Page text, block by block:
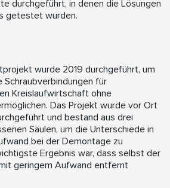
durchgeführt, in denen die Lösungen
getestet wurden.
wurde 2019 durchgeführt, um
Schraubverbindungen für
Kreislaufwirtschaft ohne
Das Projekt wurde vor Ort
und bestand aus drei
Säulen, um die Unterschiede in
bei der Demontage zu
Ergebnis war, dass selbst der
geringem Aufwand entfernt